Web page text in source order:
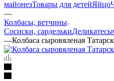
майонезТовары для детейЯйцо
—
Колбасы, ветчины
Сосиски, сарделькиДеликатесы
—Колбаса сыровяленая